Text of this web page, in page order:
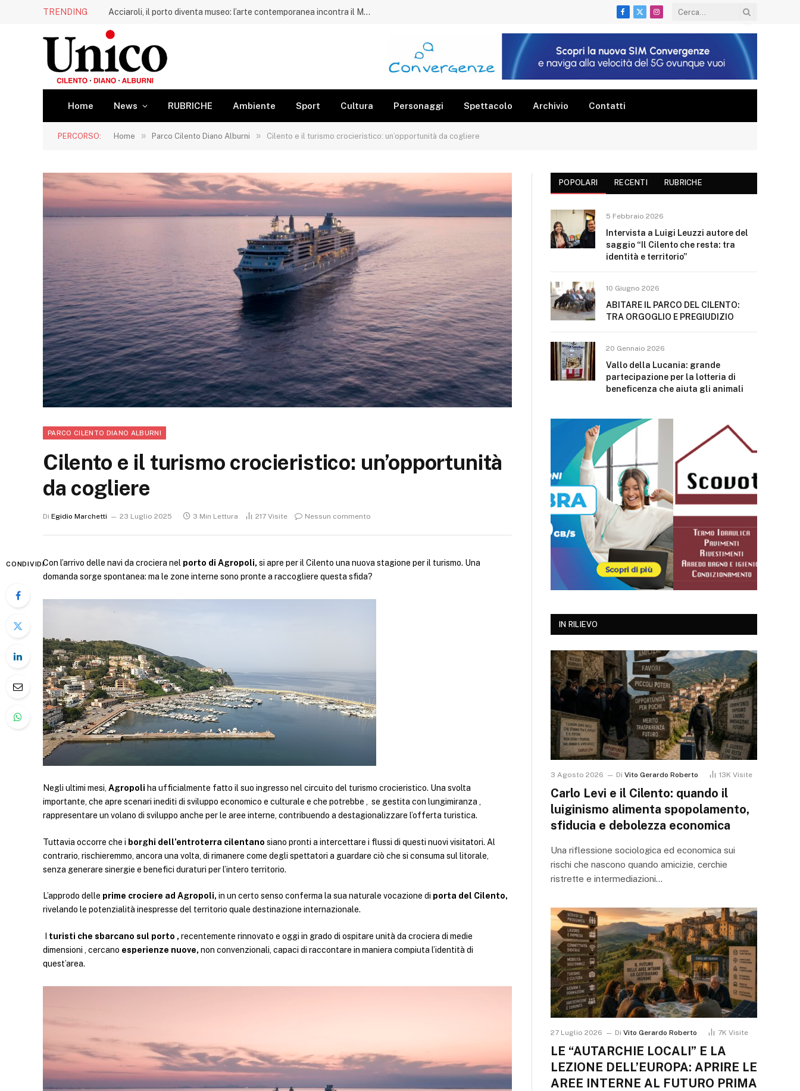
TRENDING Acciaroli, il porto diventa museo: l’arte contemporanea incontra il Mediterraneo
Facebook
X
Instagram
Home News RUBRICHE Ambiente Sport Cultura Personaggi Spettacolo Archivio Contatti
PERCORSO: Home » Parco Cilento Diano Alburni » Cilento e il turismo crocieristico: un’opportunità da cogliere
PARCO CILENTO DIANO ALBURNI
Cilento e il turismo crocieristico: un’opportunità
da cogliere
Di Egidio Marchetti 23 Luglio 2025 3 Min Lettura 217 Visite Nessun commento
CONDIVIDICon l’arrivo delle navi da crociera nel porto di Agropoli, si apre per il Cilento una nuova stagione per il turismo. Una
domanda sorge spontanea: ma le zone interne sono pronte a raccogliere questa sfida?
Negli ultimi mesi, Agropoli ha ufficialmente fatto il suo ingresso nel circuito del turismo crocieristico. Una svolta
importante, che apre scenari inediti di sviluppo economico e culturale e che potrebbe , se gestita con lungimiranza ,
rappresentare un volano di sviluppo anche per le aree interne, contribuendo a destagionalizzare l’offerta turistica.
Tuttavia occorre che i borghi dell’entroterra cilentano siano pronti a intercettare i flussi di questi nuovi visitatori. Al
contrario, rischieremmo, ancora una volta, di rimanere come degli spettatori a guardare ciò che si consuma sul litorale,
senza generare sinergie e benefici duraturi per l’intero territorio.
L’approdo delle prime crociere ad Agropoli, in un certo senso conferma la sua naturale vocazione di porta del Cilento,
rivelando le potenzialità inespresse del territorio quale destinazione internazionale.
turisti che sbarcano sul porto , recentemente rinnovato e oggi in grado di ospitare unità da crociera di medie
dimensioni , cercano esperienze nuove, non convenzionali, capaci di raccontare in maniera compiuta l’identità di
quest’area.
POPOLARI RECENTI RUBRICHE
5 Febbraio 2026
Intervista a Luigi Leuzzi autore del
saggio “Il Cilento che resta: tra
identità e territorio”
10 Giugno 2026
ABITARE IL PARCO DEL CILENTO:
TRA ORGOGLIO E PREGIUDIZIO
20 Gennaio 2026
Vallo della Lucania: grande
partecipazione per la lotteria di
beneficenza che aiuta gli animali
IN RILIEVO
3 Agosto 2026 Di Vito Gerardo Roberto 13K Visite
Carlo Levi e il Cilento: quando il
luiginismo alimenta spopolamento,
sfiducia e debolezza economica
Una riflessione sociologica ed economica sui
rischi che nascono quando amicizie, cerchie
ristrette e intermediazioni…
27 Luglio 2026 Di Vito Gerardo Roberto 7K Visite
LE “AUTARCHIE LOCALI” E LA
LEZIONE DELL’EUROPA: APRIRE LE
AREE INTERNE AL FUTURO PRIMA